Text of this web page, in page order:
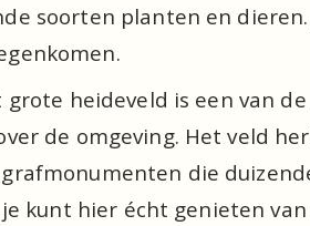
soorten planten en
grote heideveld is een van
de omgeving. Het veld
die
kunt hier écht genieten